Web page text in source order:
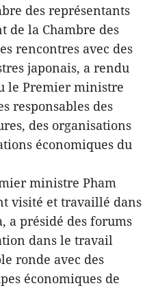
des représentants
de la Chambre des
rencontres avec des
japonais, a rendu
le Premier ministre
responsables des
des organisations
économiques du
ministre Pham
visité et travaillé dans
a présidé des forums
dans le travail
ronde avec des
économiques de